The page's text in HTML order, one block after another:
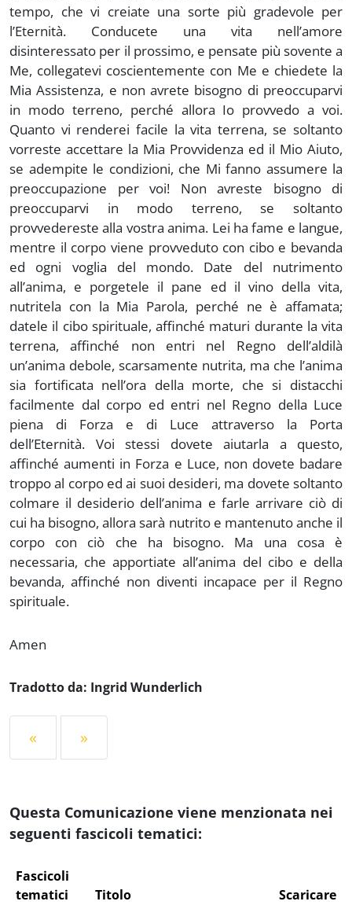
tempo, che vi creiate una sorte più gradevole per
l’Eternità. Conducete una vita nell’amore
disinteressato per il prossimo, e pensate più sovente a
Me, collegatevi coscientemente con Me e chiedete la
Mia Assistenza, e non avrete bisogno di preoccuparvi
in modo terreno, perché allora Io provvedo a voi.
Quanto vi renderei facile la vita terrena, se soltanto
vorreste accettare la Mia Provvidenza ed il Mio Aiuto,
se adempite le condizioni, che Mi fanno assumere la
preoccupazione per voi! Non avreste bisogno di
preoccuparvi in modo terreno, se soltanto
provvedereste alla vostra anima. Lei ha fame e langue,
mentre il corpo viene provveduto con cibo e bevanda
ed ogni voglia del mondo. Date del nutrimento
all’anima, e porgetele il pane ed il vino della vita,
nutritela con la Mia Parola, perché ne è affamata;
datele il cibo spirituale, affinché maturi durante la vita
terrena, affinché non entri nel Regno dell’aldilà
un’anima debole, scarsamente nutrita, ma che l’anima
sia fortificata nell’ora della morte, che si distacchi
facilmente dal corpo ed entri nel Regno della Luce
piena di Forza e di Luce attraverso la Porta
dell’Eternità. Voi stessi dovete aiutarla a questo,
affinché aumenti in Forza e Luce, non dovete badare
troppo al corpo ed ai suoi desideri, ma dovete soltanto
colmare il desiderio dell’anima e farle arrivare ciò di
cui ha bisogno, allora sarà nutrito e mantenuto anche il
corpo con ciò che ha bisogno. Ma una cosa è
necessaria, che apportiate all’anima del cibo e della
bevanda, affinché non diventi incapace per il Regno
spirituale.
Amen
Tradotto da: Ingrid Wunderlich
« »
Questa Comunicazione viene menzionata nei
seguenti fascicoli tematici:
Fascicoli
tematici
Titolo
Scaricare